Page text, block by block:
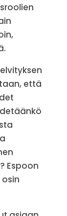
että
Espoon